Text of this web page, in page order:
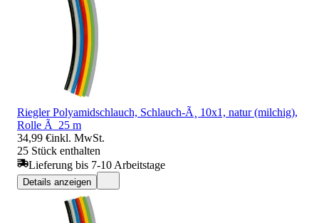
Riegler Polyamidschlauch, Schlauch-Ã¸ 10x1, natur (milchig),
Rolle Ã 25 m
34,99 €inkl. MwSt.
25 Stück enthalten
Lieferung bis 7-10 Arbeitstage
Details anzeigen